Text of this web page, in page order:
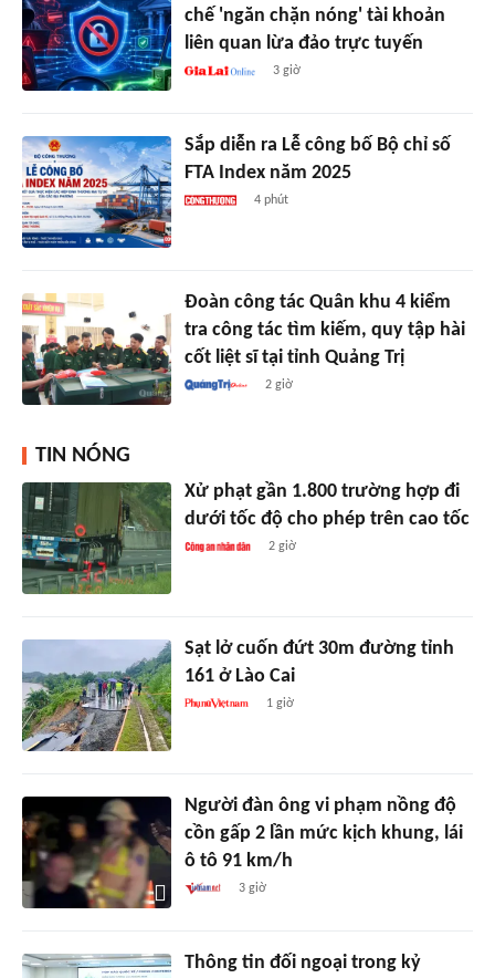
chế 'ngăn chặn nóng' tài khoản
liên quan lừa đảo trực tuyến
3 giờ
Sắp diễn ra Lễ công bố Bộ chỉ số
FTA Index năm 2025
4 phút
Đoàn công tác Quân khu 4 kiểm
tra công tác tìm kiếm, quy tập hài
cốt liệt sĩ tại tỉnh Quảng Trị
2 giờ
TIN NÓNG
Xử phạt gần 1.800 trường hợp đi
dưới tốc độ cho phép trên cao tốc
2 giờ
Sạt lở cuốn đứt 30m đường tỉnh
161 ở Lào Cai
1 giờ
Người đàn ông vi phạm nồng độ
cồn gấp 2 lần mức kịch khung, lái
ô tô 91 km/h
3 giờ
Thông tin đối ngoại trong kỷ